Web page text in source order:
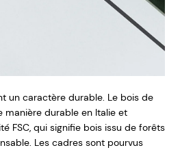
un caractère durable. Le bois de
manière durable en Italie et
FSC, qui signifie bois issu de forêts
Les cadres sont pourvus